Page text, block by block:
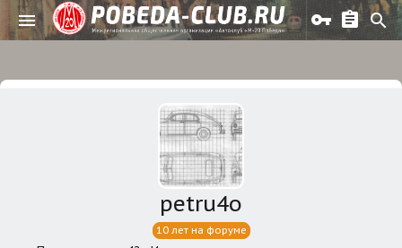
petru4o
10 лет на форуме